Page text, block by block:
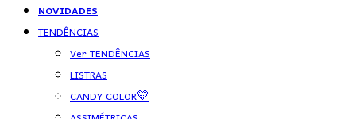
NOVIDADES
TENDÊNCIAS
Ver TENDÊNCIAS
LISTRAS
CANDY COLOR💛